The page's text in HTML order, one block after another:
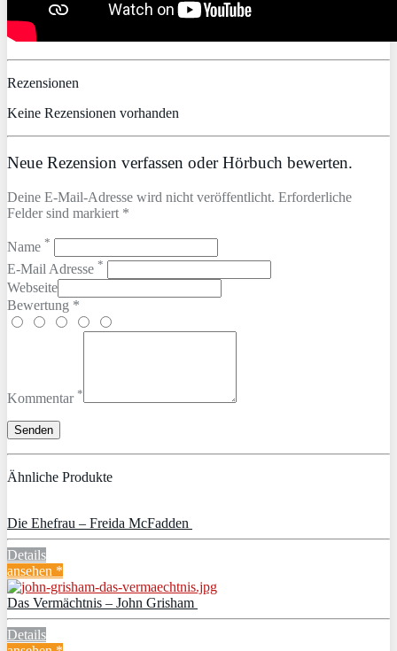
Rezensionen
Keine Rezensionen vorhanden
Neue Rezension verfassen oder Hörbuch bewerten.
Deine E-Mail-Adresse wird nicht veröffentlicht. Erforderliche
Felder sind markiert *
Name *
E-Mail Adresse *
Webseite
Bewertung *
Kommentar *
Ähnliche Produkte
Die Ehefrau – Freida McFadden
Details
ansehen *
Das Vermächtnis – John Grisham
Details